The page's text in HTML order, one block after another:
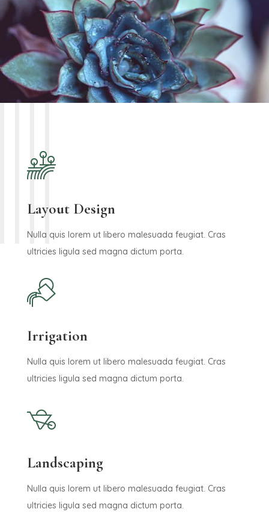
Layout Design
Nulla quis lorem ut libero malesuada feugiat. Cras
ultricies ligula sed magna dictum porta.
Irrigation
Nulla quis lorem ut libero malesuada feugiat. Cras
ultricies ligula sed magna dictum porta.
Landscaping
Nulla quis lorem ut libero malesuada feugiat. Cras
ultricies ligula sed magna dictum porta.